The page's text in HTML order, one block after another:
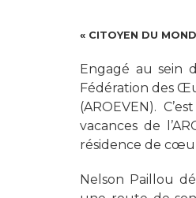
« CITOYEN DU
Engagé au sein
Fédération des
(AROEVEN).
vacances de
résidence de
Nelson Paillou